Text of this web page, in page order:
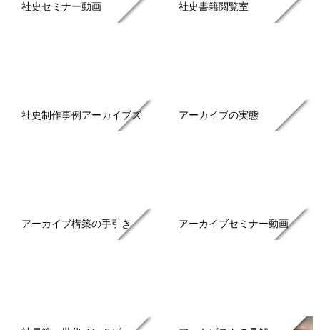
社史セミナー動画 社史書籍閲覧室
社史制作事例アーカイブズ アーカイブの実態
アーカイブ構築の手引き アーカイブセミナー動画